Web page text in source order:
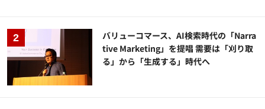
バリューコマース、AI検索時代の「Narra
tive Marketing」を提唱 需要は「刈り取
る」から「生成する」時代へ